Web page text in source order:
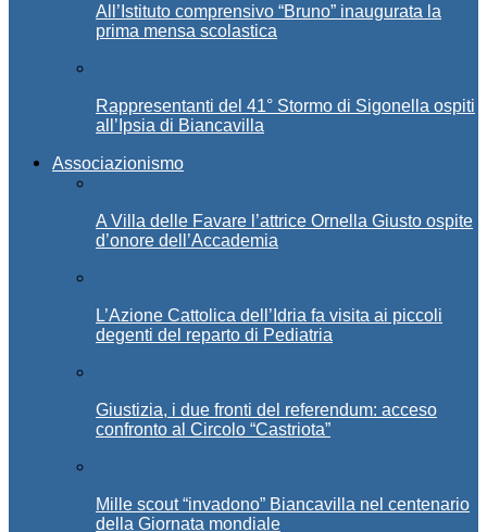
All’Istituto comprensivo “Bruno” inaugurata la
prima mensa scolastica
Rappresentanti del 41° Stormo di Sigonella ospiti
all’Ipsia di Biancavilla
Associazionismo
A Villa delle Favare l’attrice Ornella Giusto ospite
d’onore dell’Accademia
L’Azione Cattolica dell’Idria fa visita ai piccoli
degenti del reparto di Pediatria
Giustizia, i due fronti del referendum: acceso
confronto al Circolo “Castriota”
Mille scout “invadono” Biancavilla nel centenario
della Giornata mondiale